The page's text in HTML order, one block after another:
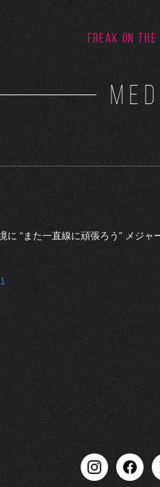
FREAK ON THE
に “また一直線に頑張ろう” メジャ